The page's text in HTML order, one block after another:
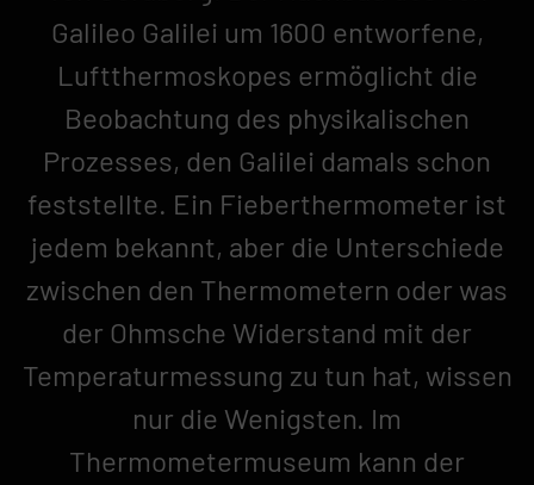
Galileo Galilei um 1600 entworfene,
Luftthermoskopes ermöglicht die
Beobachtung des physikalischen
Prozesses, den Galilei damals schon
feststellte. Ein Fieberthermometer ist
jedem bekannt, aber die Unterschiede
zwischen den Thermometern oder was
der Ohmsche Widerstand mit der
Temperaturmessung zu tun hat, wissen
nur die Wenigsten. Im
Thermometermuseum kann der